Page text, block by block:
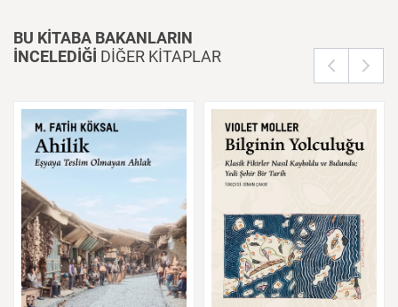
BU KİTABA BAKANLARIN
İNCELEDİĞİ DİĞER KİTAPLAR